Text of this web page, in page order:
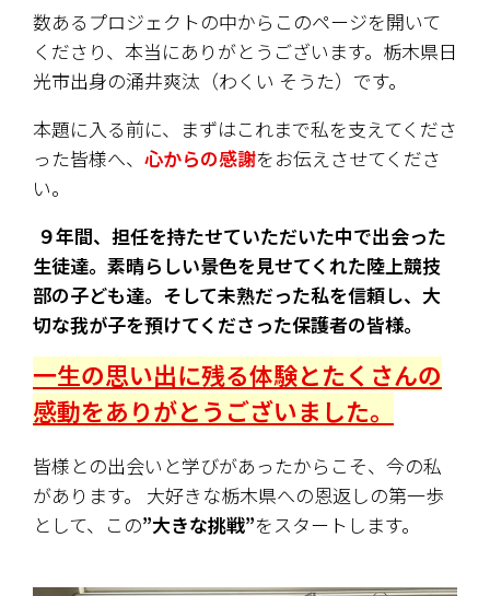
数あるプロジェクトの中からこのページを開いて
くださり、本当にありがとうございます。栃木県日
光市出身の涌井爽汰（わくい そうた）です。
本題に入る前に、まずはこれまで私を支えてくださ
った皆様へ、 心からの感謝をお伝えさせてくださ
い。
生徒達。素晴らしい景色を見せてくれた陸上競技
部の子ども達。そして未熟だった私を信頼し、大
切な我が子を預けてくださった保護者の皆様。
一生の思い出に残る体験とたくさんの
感動をありがとうございました。
皆様との出会いと学びがあったからこそ、今の私
があります。 大好きな栃木県への恩返しの第一歩
として、この”大きな挑戦”をスタートします。